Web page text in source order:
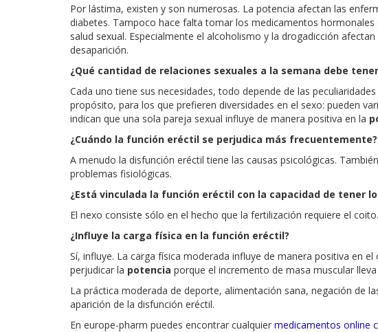
Por lástima, existen y son numerosas. La potencia afectan las
diabetes. Tampoco hace falta tomar los medicamentos
salud sexual. Especialmente el alcoholismo y la drogadicción
desaparición.
¿Qué cantidad de relaciones sexuales a la semana debe
Cada uno tiene sus necesidades, todo depende de las
propósito, para los que prefieren diversidades en el sexo: pueden
indican que una sola pareja sexual influye de manera positiva en la
¿Cuándo la función eréctil se perjudica más frecuentemente?
A menudo la disfunción eréctil tiene las causas psicológicas.
problemas fisiológicas.
¿Está vinculada la función eréctil con la capacidad de tener
El nexo consiste sólo en el hecho que la fertilización requiere el
¿Influye la carga física en la función eréctil?
Sí, influye. La carga física moderada influye de manera positiva en
perjudicar la potencia porque el incremento de masa muscular
La práctica moderada de deporte, alimentación sana, negación de
aparición de la disfunción eréctil.
En europe-pharm puedes encontrar cualquier medicamentos online